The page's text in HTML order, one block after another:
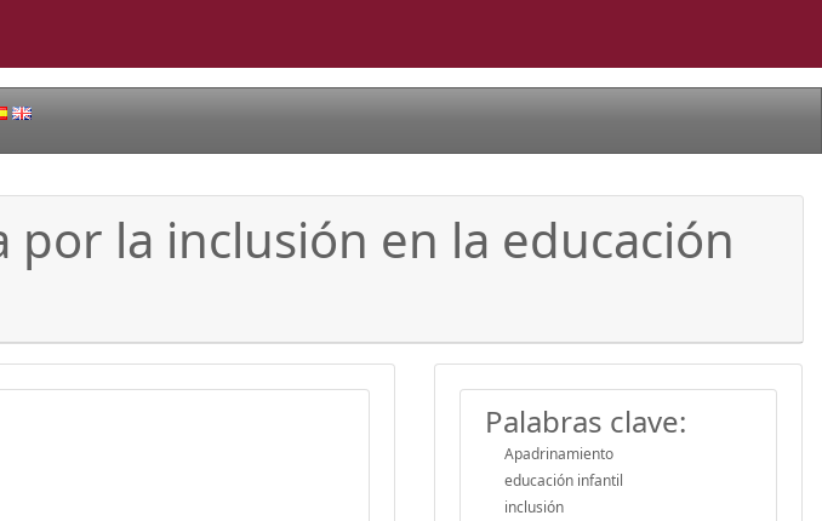
la inclusión en la educación
Palabras clave:
Apadrinamiento
educación infantil
inclusión